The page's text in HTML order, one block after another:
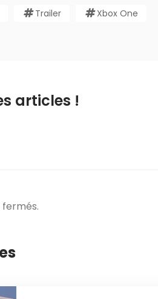
Trailer Xbox One
articles !